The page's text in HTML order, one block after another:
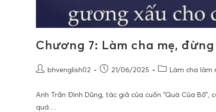
Chương 7: Làm cha mẹ,
bhvenglish02 21/06/2025 Làm cha làm
Anh Trần Đình Dũng, tác giả của cuốn “Quà Của
quá…